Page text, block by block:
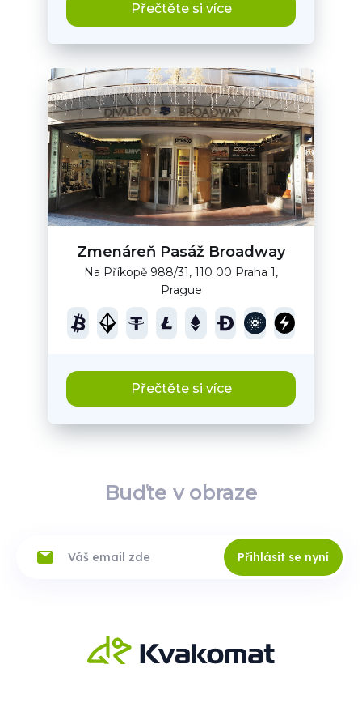
Přečtěte si více
Zmenáreň Pasáž Broadway
Na Příkopě 988/31, 110 00 Praha 1,
Prague
Přečtěte si více
Buďte v obraze
Přihlásit se nyní